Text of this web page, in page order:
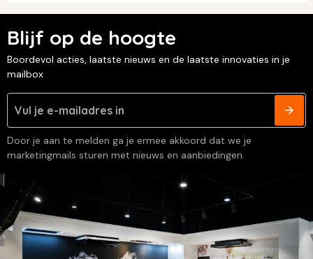
Blijf op de hoogte
Boordevol acties, laatste nieuws en de laatste innovaties in je
mailbox
Door je aan te melden ga je ermee akkoord dat we je
marketingmails sturen met nieuws en aanbiedingen.